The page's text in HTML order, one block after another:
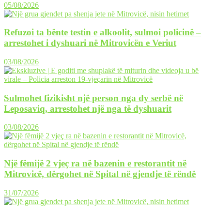
05/08/2026
Refuzoi ta bënte testin e alkoolit, sulmoi policinë –
arrestohet i dyshuari në Mitrovicën e Veriut
03/08/2026
Sulmohet fizikisht një person nga dy serbë në
Leposaviq, arrestohet një nga të dyshuarit
03/08/2026
Një fëmijë 2 vjeç ra në bazenin e restorantit në
Mitrovicë, dërgohet në Spital në gjendje të rëndë
31/07/2026